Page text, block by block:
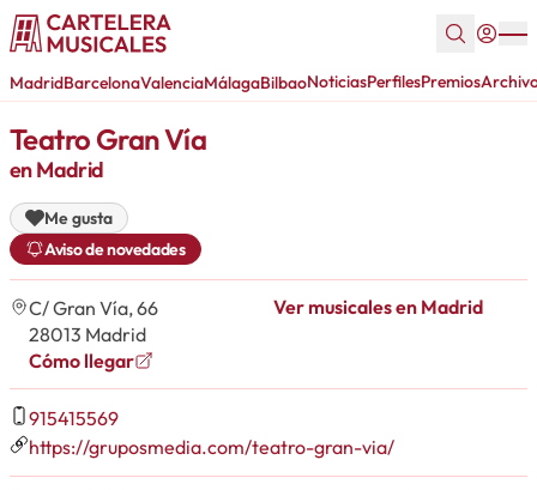
MadridBarcelonaValenciaMálagaBilbaoNoticiasPerfilesPremios
Teatro Gran Vía
en Madrid
Me gusta
Aviso de novedades
C/ Gran Vía, 66
28013 Madrid
Cómo llegar
Ver musicales en Madrid
915415569
https://gruposmedia.com/teatro-gran-via/